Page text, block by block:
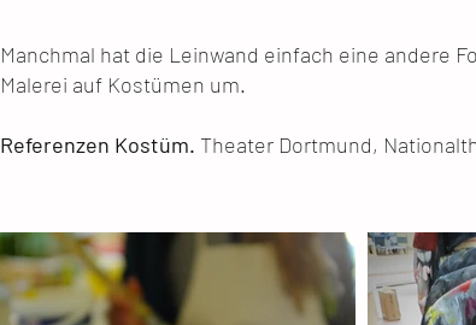
Manchmal hat die Leinwand einfach eine andere
Malerei auf Kostümen um.
Referenzen Kostüm. Theater Dortmund,